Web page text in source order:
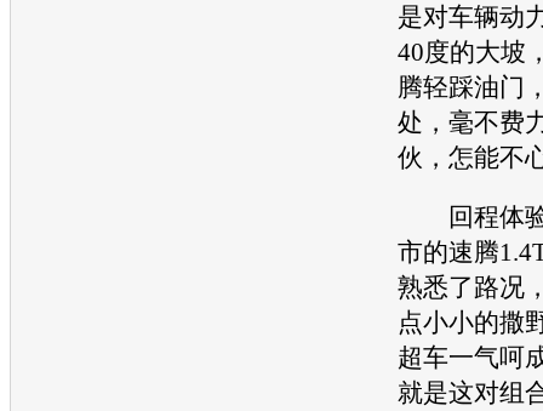
是对车辆动
40度的大坡
腾轻踩油门
处，毫不费
伙，怎能不
回程体验
市的速腾
熟悉了路况
点小小的撒
超车一气呵
就是这对组